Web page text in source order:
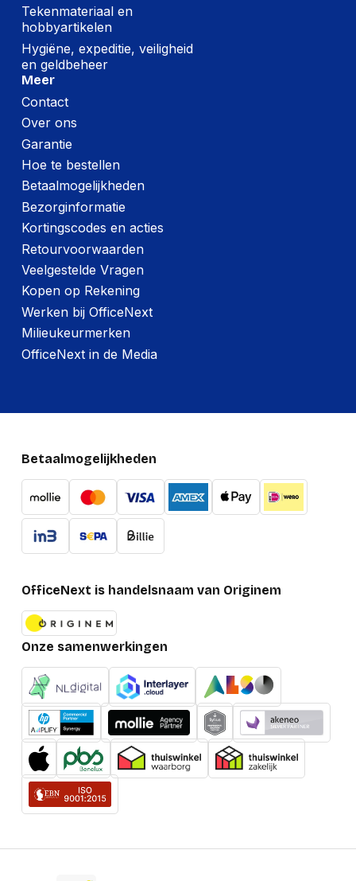
Tekenmateriaal en
hobbyartikelen
Hygiëne, expeditie, veiligheid
en geldbeheer
Meer
Contact
Over ons
Garantie
Hoe te bestellen
Betaalmogelijkheden
Bezorginformatie
Kortingscodes en acties
Retourvoorwaarden
Veelgestelde Vragen
Kopen op Rekening
Werken bij OfficeNext
Milieukeurmerken
OfficeNext in de Media
Betaalmogelijkheden
OfficeNext is handelsnaam van Originem
Onze samenwerkingen